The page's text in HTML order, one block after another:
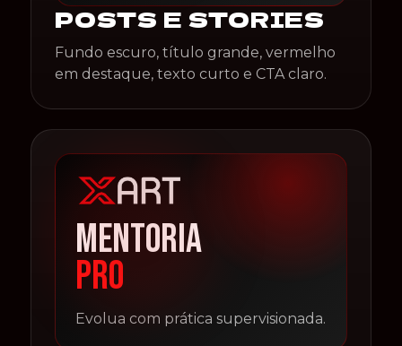
POSTS E STORIES
Fundo escuro, título grande, vermelho
em destaque, texto curto e CTA claro.
MENTORIA
PRO
Evolua com prática supervisionada.